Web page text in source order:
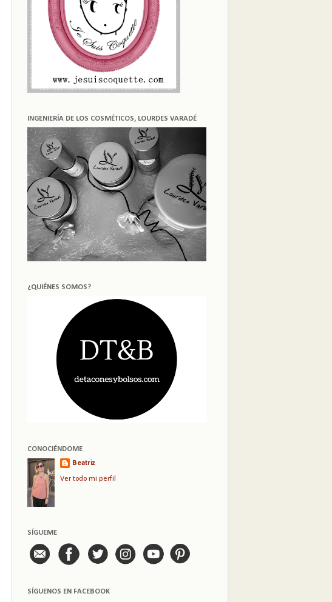
INGENIERÍA DE LOS COSMÉTICOS, LOURDES VARADÉ
¿QUIÉNES SOMOS?
CONOCIÉNDOME
Beatriz
Ver todo mi perfil
SÍGUEME
SÍGUENOS EN FACEBOOK